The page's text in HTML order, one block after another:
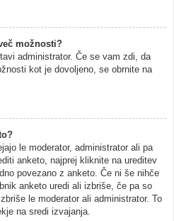
možnosti?
administrator. Če se vam zdi, da
kot je dovoljeno, se obrnite na
le moderator, administrator ali pa
anketo, najprej kliknite na ureditev
povezano z anketo. Če ni še nihče
anketo uredi ali izbriše, če pa so
le moderator ali administrator. To
na sredi izvajanja.